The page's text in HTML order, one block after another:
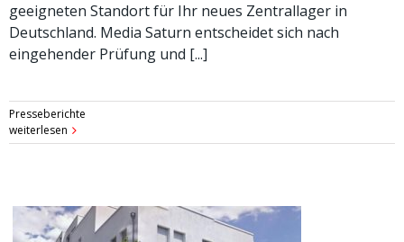
geeigneten Standort für Ihr neues Zentrallager in
Deutschland. Media Saturn entscheidet sich nach
eingehender Prüfung und [...]
Presseberichte
weiterlesen